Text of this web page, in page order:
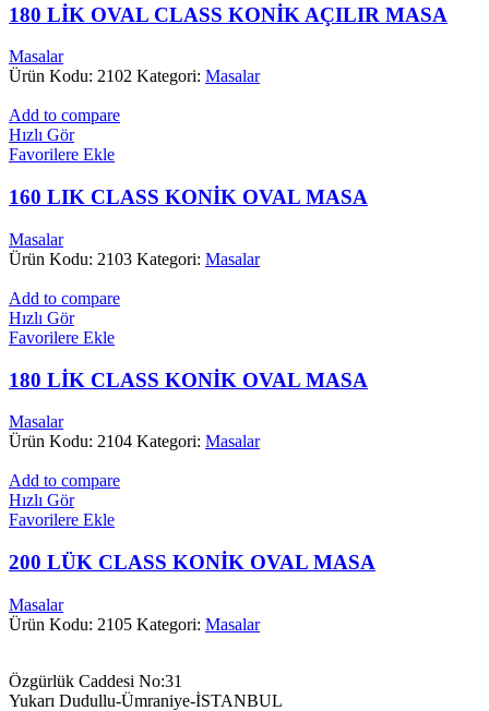
180 LİK OVAL CLASS KONİK AÇILIR MASA
Masalar
Ürün Kodu: 2102 Kategori: Masalar
Add to compare
Hızlı Gör
Favorilere Ekle
160 LIK CLASS KONİK OVAL MASA
Masalar
Ürün Kodu: 2103 Kategori: Masalar
Add to compare
Hızlı Gör
Favorilere Ekle
180 LİK CLASS KONİK OVAL MASA
Masalar
Ürün Kodu: 2104 Kategori: Masalar
Add to compare
Hızlı Gör
Favorilere Ekle
200 LÜK CLASS KONİK OVAL MASA
Masalar
Ürün Kodu: 2105 Kategori: Masalar
Özgürlük Caddesi No:31
Yukarı Dudullu-Ümraniye-İSTANBUL